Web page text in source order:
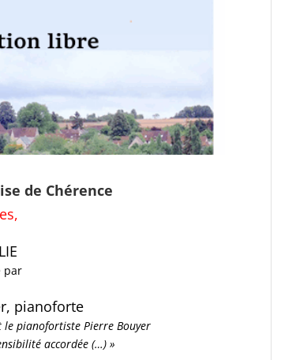
de Chérence
par
pianoforte
le pianofortiste Pierre Bouyer
accordée (…) »